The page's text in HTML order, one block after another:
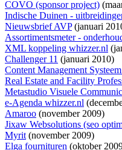
COVO (sponsor project)
Indische Duinen -
Nieuwsbrief AVP(januari
Assortimentsmeter -
XML koppeling whizzer.nl
Challenger 11 (januari 2010)
Content Management
Real Estate and Facility
Metastudio Visuele
e-Agenda whizzer.nl
Amaroo (november 2009)
Jixaw Websolutions (seo
Myrit(november 2009)
Elga fournituren (oktober